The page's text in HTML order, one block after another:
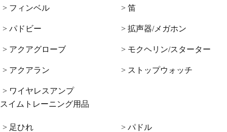
> フィンベル
> パドビー
> アクアグローブ
> アクアラン
> ワイヤレスアンプ
> 笛
> 拡声器/メガホン
> モクヘリン/スターター
> ストップウォッチ
スイムトレーニング用品
> 足ひれ > パドル